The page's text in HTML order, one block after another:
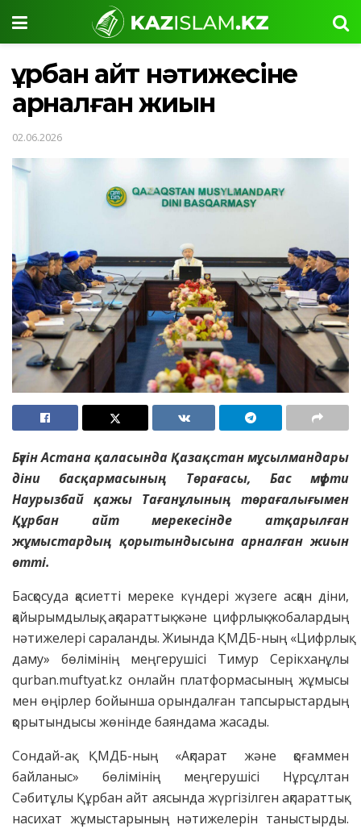
Құрбан айт нәтижесіне
арналған жиын
02.06.2026
Бүгін Астана қаласында Қазақстан мұсылмандары
діни басқармасының Төрағасы, Бас мүфти
Наурызбай қажы Тағанұлының төрағалығымен
Құрбан айт мерекесінде атқарылған
жұмыстардың қорытындысына арналған жиын
өтті.
Басқосуда қасиетті мереке күндері жүзеге асқан діни,
қайырымдылық, ақпараттық және цифрлық жобалардың
нәтижелері сараланды. Жиында ҚМДБ-ның «Цифрлық
даму» бөлімінің меңгерушісі Тимур Серікханұлы
qurban.muftyat.kz онлайн платформасының жұмысы
мен өңірлер бойынша орындалған тапсырыстардың
қорытындысы жөнінде баяндама жасады.
Сондай-ақ ҚМДБ-ның «Ақпарат және қоғаммен
байланыс» бөлімінің меңгерушісі Нұрсұлтан
Сәбитұлы Құрбан айт аясында жүргізілген ақпараттық-
насихат жұмыстарының нәтижелерін таныстырды.